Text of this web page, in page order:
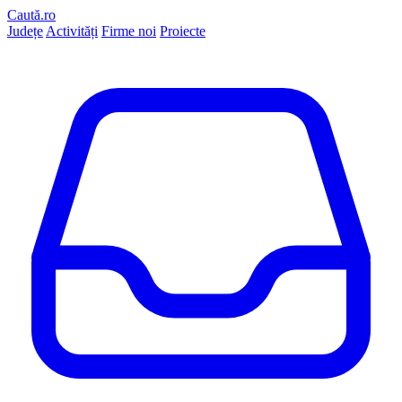
Caută.ro
Județe Activități Firme noi Proiecte